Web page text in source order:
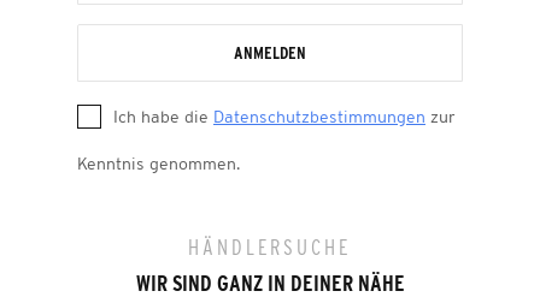
ANMELDEN
Ich habe die Datenschutzbestimmungen zur
Kenntnis genommen.
HÄNDLERSUCHE
WIR SIND GANZ IN DEINER NÄHE